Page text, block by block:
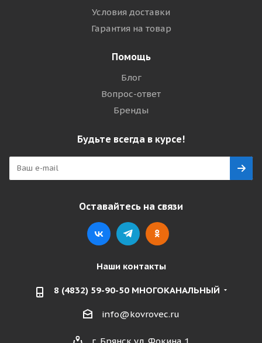
Условия доставки
Гарантия на товар
Помощь
Блог
Вопрос-ответ
Бренды
Будьте всегда в курсе!
Оставайтесь на связи
Наши контакты
8 (4832) 59-90-50 МНОГОКАНАЛЬНЫЙ
info@kovrovec.ru
г. Брянск ул. Фокина,1